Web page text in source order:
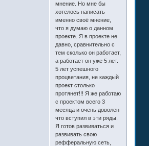
мнение. Но мне бы
хотелось написать
именно своё мнение,
что я думаю о данном
проекте. Я в проекте не
давно, сравнительно с
тем сколько он работает,
а работает он уже 5 лет.
5 лет успешного
процветания, не каждый
проект столько
протянет!!! Я же работаю
с проектом всего 3
месяца и очень доволен
что вступил в эти ряды.
Я готов развиваться и
развивать свою
рефферальную сеть,